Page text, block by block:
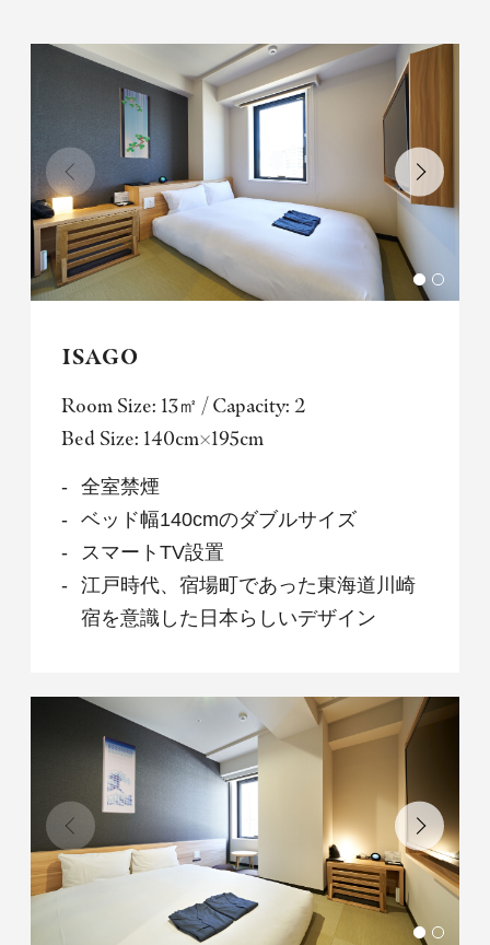
ISAGO
Room Size: 13㎡ / Capacity: 2
Bed Size: 140cm×195cm
全室禁煙
ベッド幅140cmのダブルサイズ
スマートTV設置
江戸時代、宿場町であった東海道川崎
宿を意識した日本らしいデザイン